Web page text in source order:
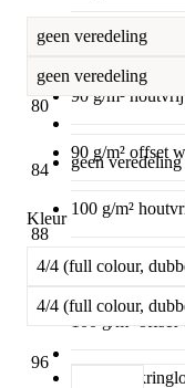
76
80
84
88
92
96
90 g/m²
90 g/m²
90 g/m² offset
100 g/m²
100 g/m²
110 g/m²
geen veredeling
geen veredeling
geen veredeling
Kleur
4/4 (full colour,
4/4 (full colour,